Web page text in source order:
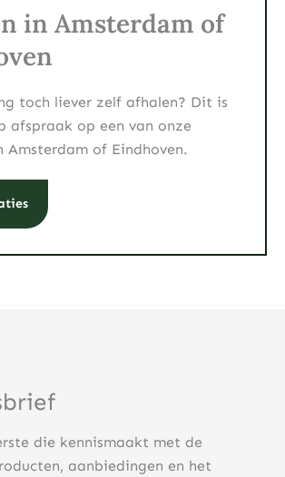
in Amsterdam of
toch liever zelf afhalen? Dit is
afspraak op een van onze
Amsterdam of Eindhoven.
die kennismaakt met de
aanbiedingen en het